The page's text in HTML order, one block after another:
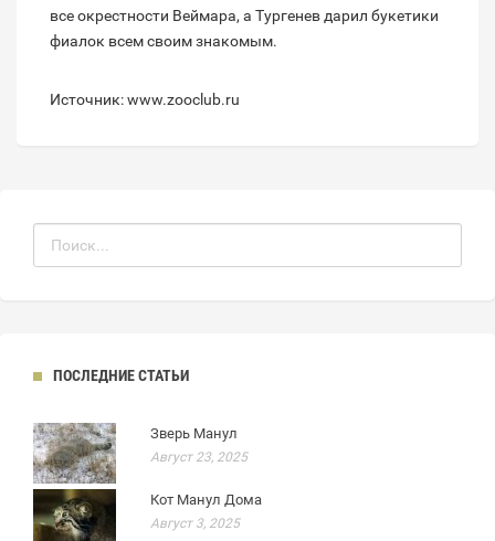
все окрестности Веймара, а Тургенев дарил букетики
фиалок всем своим знакомым.
Источник: www.zooclub.ru
ПОСЛЕДНИЕ СТАТЬИ
Зверь Манул
Август 23, 2025
Кот Манул Дома
Август 3, 2025